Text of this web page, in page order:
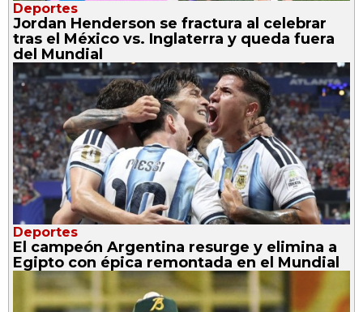
Deportes
Jordan Henderson se fractura al celebrar
tras el México vs. Inglaterra y queda fuera
del Mundial
Deportes
El campeón Argentina resurge y elimina a
Egipto con épica remontada en el Mundial